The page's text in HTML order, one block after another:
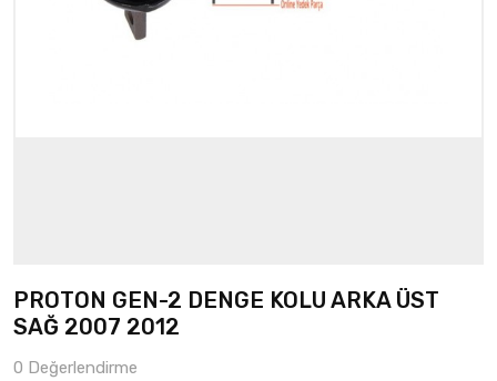
PROTON GEN-2 DENGE KOLU ARKA ÜST
SAĞ 2007 2012
0 Değerlendirme